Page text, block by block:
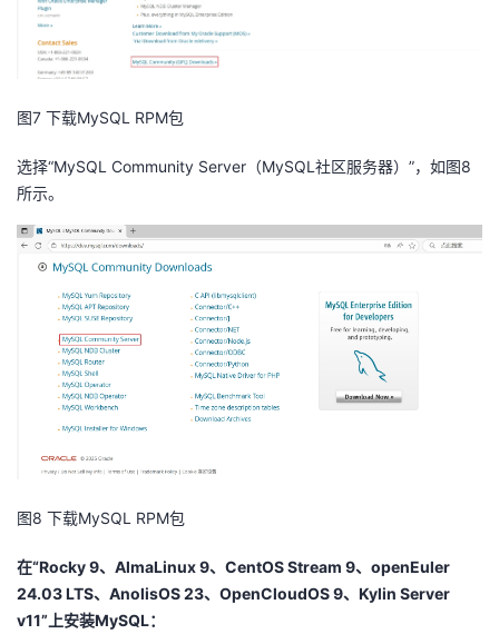
动
关
的
者
学
我
课
程
的
认
我
的我
我
支
持
我
的
术
支
持
我
云
声
建
议
图7 下载MySQL RPM包
选择“MySQL Community Server（MySQL社区服务器）”，如图8
所示。
图8 下载MySQL RPM包
在“Rocky 9、AlmaLinux 9、CentOS Stream 9、openEuler
24.03 LTS、AnolisOS 23、OpenCloudOS 9、Kylin Server
v11”上安装MySQL：